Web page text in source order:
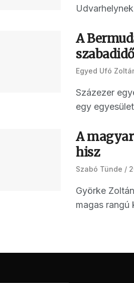
A
Egyed Ufó
Százezer
egy
A
hisz
Szabó Tünde
Györke
magas rangú